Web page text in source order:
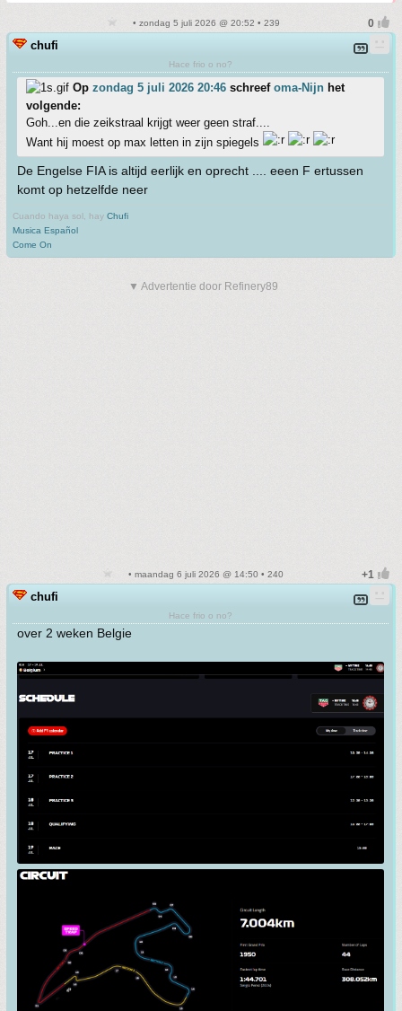
• zondag 5 juli 2026 @ 20:52 • 239
chufi
Hace frio o no?
Op zondag 5 juli 2026 20:46 schreef oma-Nijn het
volgende:
Goh...en die zeikstraal krijgt weer geen straf....
Want hij moest op max letten in zijn spiegels
De Engelse FIA is altijd eerlijk en oprecht .... eeen F ertussen
komt op hetzelfde neer
Cuando haya sol, hay Chufi
Musica Español
Come On
▼ Advertentie door Refinery89
• maandag 6 juli 2026 @ 14:50 • 240
chufi
Hace frio o no?
over 2 weken Belgie